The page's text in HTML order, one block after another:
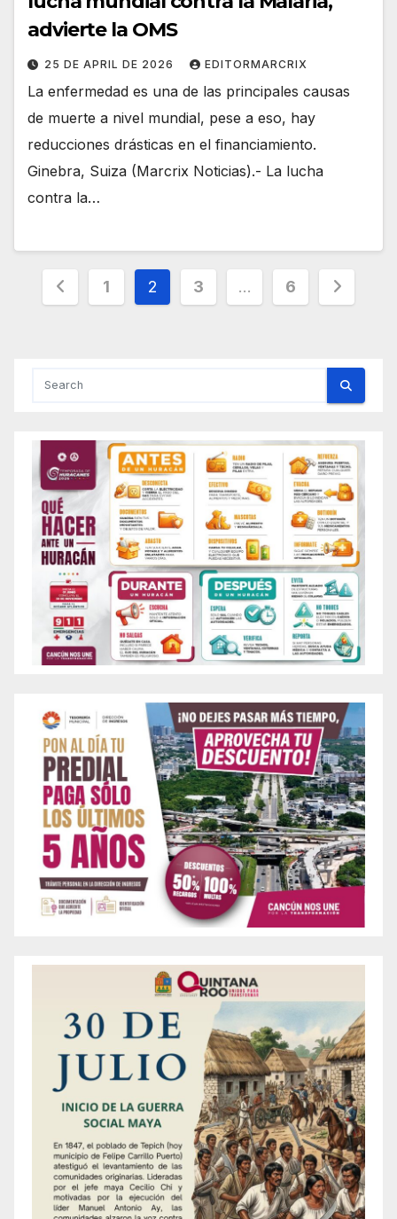
advierte la OMS
25 DE APRIL DE 2026 EDITORMARCRIX
La enfermedad es una de las principales causas
de muerte a nivel mundial, pese a eso, hay
reducciones drásticas en el financiamiento.
Ginebra, Suiza (Marcrix Noticias).- La lucha
contra la…
Posts
1 2 3 … 6